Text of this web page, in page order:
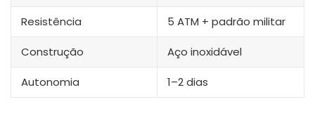
Resistência 5 ATM + padrão militar
Construção Aço inoxidável
Autonomia 1–2 dias